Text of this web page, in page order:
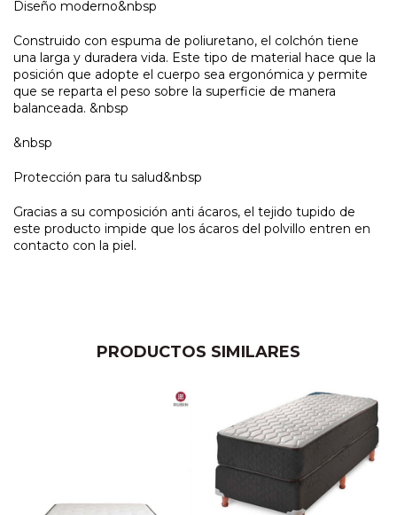
Diseño moderno&nbsp
Construido con espuma de poliuretano, el colchón tiene
una larga y duradera vida. Este tipo de material hace que la
posición que adopte el cuerpo sea ergonómica y permite
que se reparta el peso sobre la superficie de manera
balanceada. &nbsp
&nbsp
Protección para tu salud&nbsp
Gracias a su composición anti ácaros, el tejido tupido de
este producto impide que los ácaros del polvillo entren en
contacto con la piel.
PRODUCTOS SIMILARES